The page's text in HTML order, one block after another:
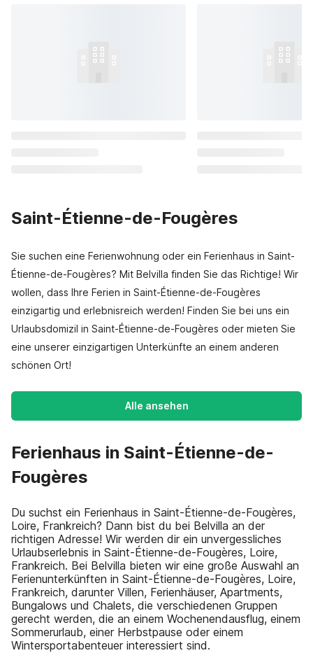
Saint-Étienne-de-Fougères
Sie suchen eine Ferienwohnung oder ein Ferienhaus in Saint-
Étienne-de-Fougères? Mit Belvilla finden Sie das Richtige! Wir
wollen, dass Ihre Ferien in Saint-Étienne-de-Fougères
einzigartig und erlebnisreich werden! Finden Sie bei uns ein
Urlaubsdomizil in Saint-Étienne-de-Fougères oder mieten Sie
eine unserer einzigartigen Unterkünfte an einem anderen
schönen Ort!
Alle ansehen
Ferienhaus in Saint-Étienne-de-
Fougères
Du suchst ein Ferienhaus in Saint-Étienne-de-Fougères,
Loire, Frankreich? Dann bist du bei Belvilla an der
richtigen Adresse! Wir werden dir ein unvergessliches
Urlaubserlebnis in Saint-Étienne-de-Fougères, Loire,
Frankreich. Bei Belvilla bieten wir eine große Auswahl an
Ferienunterkünften in Saint-Étienne-de-Fougères, Loire,
Frankreich, darunter Villen, Ferienhäuser, Apartments,
Bungalows und Chalets, die verschiedenen Gruppen
gerecht werden, die an einem Wochenendausflug, einem
Sommerurlaub, einer Herbstpause oder einem
Wintersportabenteuer interessiert sind.